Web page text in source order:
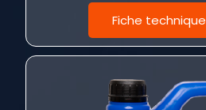
Fiche technique